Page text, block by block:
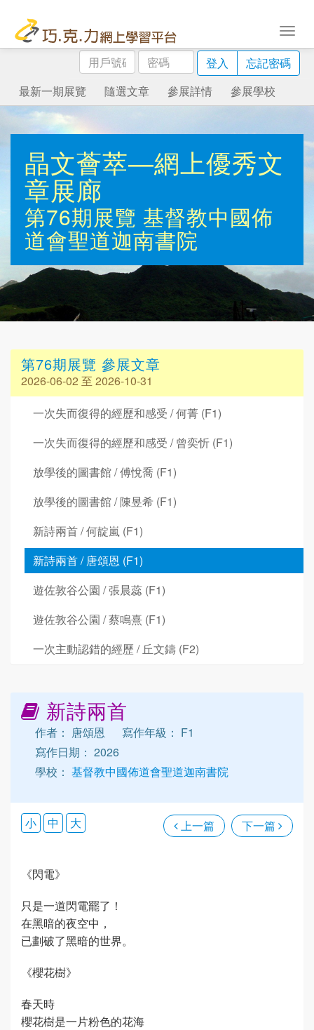
用
戶
號
碼
密
碼
登入
忘記密碼
最新一期展覽
隨選文章 參展詳情 參展學校
晶文薈萃—網上優秀文
章展廊
第76期展覽 基督教中國佈
道會聖道迦南書院
第76期展覽 參展文章
2026-06-02 至 2026-10-31
一次失而復得的經歷和感受 / 何菁 (F1)
一次失而復得的經歷和感受 / 曾奕忻 (F1)
放學後的圖書館 / 傅悅喬 (F1)
放學後的圖書館 / 陳昱希 (F1)
新詩兩首 / 何靛嵐 (F1)
新詩兩首 / 唐頌恩 (F1)
遊佐敦谷公園 / 張晨蕊 (F1)
遊佐敦谷公園 / 蔡鳴熹 (F1)
一次主動認錯的經歷 / 丘文鑄 (F2)
新詩兩首
作者： 唐頌恩
寫作年級： F1
寫作日期： 2026
學校： 基督教中國佈道會聖道迦南書院
上一篇 下一篇
小 中 大
《閃電》
只是一道閃電罷了！
在黑暗的夜空中，
已劃破了黑暗的世界。
《櫻花樹》
春天時
櫻花樹是一片粉色的花海